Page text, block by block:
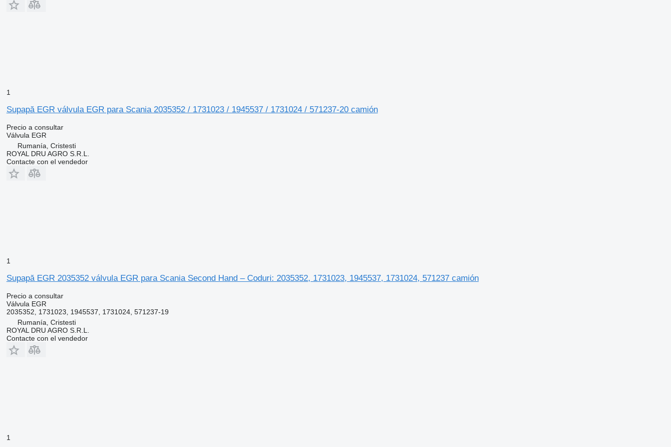
1
Supapă EGR válvula EGR para Scania 2035352 / 1731023 / 1945537 / 1731024 / 571237-20 camión
Precio a consultar
Válvula EGR
Rumanía, Cristesti
ROYAL DRU AGRO S.R.L.
Contacte con el vendedor
1
Supapă EGR 2035352 válvula EGR para Scania Second Hand – Coduri: 2035352, 1731023, 1945537, 1731024, 571237 camión
Precio a consultar
Válvula EGR
2035352, 1731023, 1945537, 1731024, 571237-19
Rumanía, Cristesti
ROYAL DRU AGRO S.R.L.
Contacte con el vendedor
1